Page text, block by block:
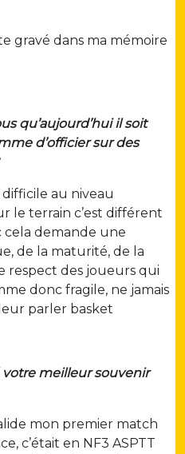
gravé dans ma mémoire
qu’aujourd’hui il soit
d’officier sur des
difficile au niveau
le terrain c’est différent
cela demande une
de la maturité, de la
respect des joueurs qui
donc fragile, ne jamais
leur parler basket
votre meilleur souvenir
mon premier match
c’était en NF3 ASPTT